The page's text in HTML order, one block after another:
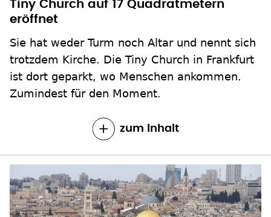
Tiny Church auf 17 Quadratmetern
eröffnet
Sie hat weder Turm noch Altar und nennt sich
trotzdem Kirche. Die Tiny Church in Frankfurt
ist dort geparkt, wo Menschen ankommen.
Zumindest für den Moment.
zum Inhalt